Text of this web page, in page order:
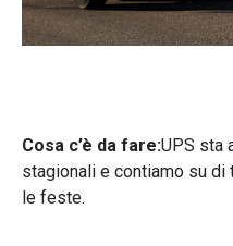
Cosa c’è da fare:UPS sta
stagionali e contiamo su
le feste.